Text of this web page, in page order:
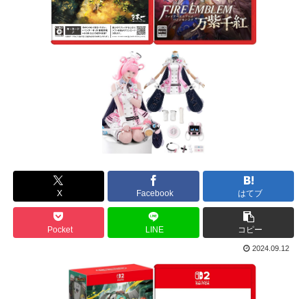
X Facebook はてブ
Pocket LINE コピー
2024.09.12